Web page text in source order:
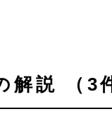
解説 （3